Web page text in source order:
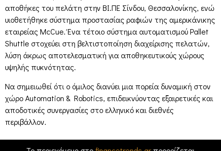
αποθήκες του πελάτη στην BI.ΠΕ Σίνδου, Θεσσαλονίκης, ενώ
υιοθετήθηκε σύστημα προστασίας ραφιών της αμερικάνικης
εταιρείας McCue. Ένα τέτοιο σύστημα αυτοματισμού Pallet
Shuttle στοχεύει στη βελτιστοποίηση διαχείρισης πελατών,
λύση άκρως αποτελεσματική για αποθηκευτικούς χώρους
υψηλής πυκνότητας.
Να σημειωθεί ότι ο όμιλος διανύει μια πορεία δυναμική στον
χώρο Automation & Robotics, επιδεικνύοντας εξαιρετικές και
αποδοτικές συνεργασίες στο ελληνικό και διεθνές
περιβάλλον.